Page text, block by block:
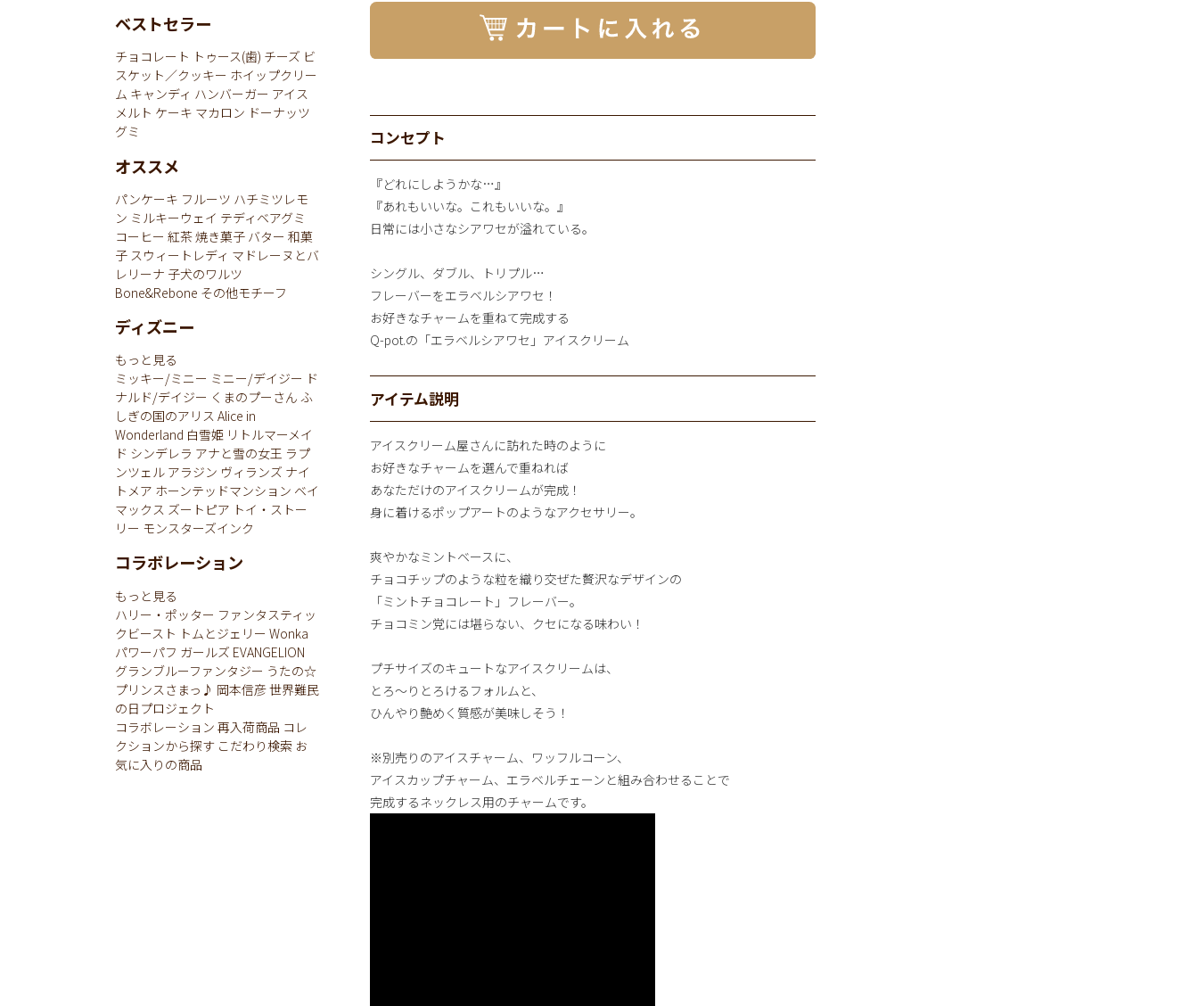
コンセプト
『どれにしようかな…』
『あれもいいな。これもいいな。』
日常には小さなシアワセが溢れている。
シングル、ダブル、トリプル…
フレーバーをエラベルシアワセ！
お好きなチャームを重ねて完成する
Q-pot.の「エラベルシアワセ」アイスクリーム
アイテム説明
アイスクリーム屋さんに訪れた時のように
お好きなチャームを選んで重ねれば
あなただけのアイスクリームが完成！
身に着けるポップアートのようなアクセサリー。
爽やかなミントベースに、
チョコチップのような粒を織り交ぜた贅沢なデザインの
「ミントチョコレート」フレーバー。
チョコミン党には堪らない、クセになる味わい！
プチサイズのキュートなアイスクリームは、
とろ～りとろけるフォルムと、
ひんやり艶めく質感が美味しそう！
※別売りのアイスチャーム、ワッフルコーン、
アイスカップチャーム、エラベルチェーンと組み合わせることで
完成するネックレス用のチャームです。
ベストセラー
チョコレート トゥース(歯) チーズ ビ
スケット／クッキー ホイップクリー
ム キャンディ ハンバーガー アイス
メルト ケーキ マカロン ドーナッツ
グミ
オススメ
パンケーキ フルーツ ハチミツレモ
ン ミルキーウェイ テディベアグミ
コーヒー 紅茶焼き菓子 バター 和菓
子 スウィートレディ マドレーヌとバ
レリーナ 子犬のワルツ
Bone&Rebone その他モチーフ
ディズニー
もっと見る
ミッキー/ミニー ミニー/デイジー ド
ナルド/デイジー くまのプーさん ふ
しぎの国のアリス Alice in
Wonderland 白雪姫 リトルマーメイ
ド シンデレラ アナと雪の女王 ラプ
ンツェル アラジン ヴィランズ ナイ
トメア ホーンテッドマンション ベイ
マックス ズートピア トイ・ストー
リー モンスターズインク
コラボレーション
もっと見る
ハリー・ポッター ファンタスティッ
クビースト トムとジェリー Wonka
パワーパフ ガールズ EVANGELION
グランブルーファンタジー うたの☆
プリンスさまっ♪ 岡本信彦世界難民
の日プロジェクト
コラボレーション 再入荷商品 コレ
クションから探す こだわり検索 お
気に入りの商品